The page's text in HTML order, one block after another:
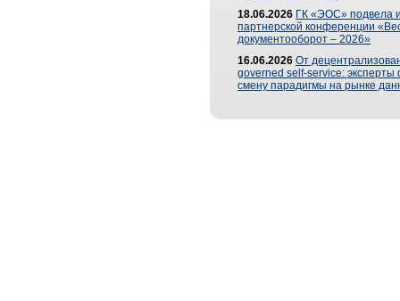
18.06.2026 ГК «ЭОС» подвела
партнерской конференции
документооборот – 2026»
16.06.2026 От
governed self-service: эксперты
смену парадигмы на рынке